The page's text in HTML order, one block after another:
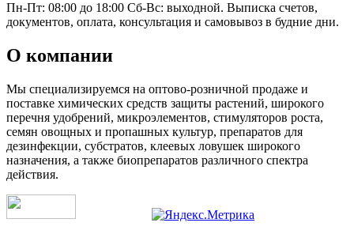
Пн-Пт: 08:00 до 18:00 Сб-Вс: выходной. Выписка счетов,
документов, оплата, консультация и самовывоз в будние дни.
О компании
Мы специализируемся на оптово-розничной продаже и
поставке химических средств защиты растений, широкого
перечня удобрений, микроэлементов, стимуляторов роста,
семян овощных и пропашных культур, препаратов для
дезинфекции, субстратов, клеевых ловушек широкого
назначения, а также биопрепаратов различного спектра
действия.